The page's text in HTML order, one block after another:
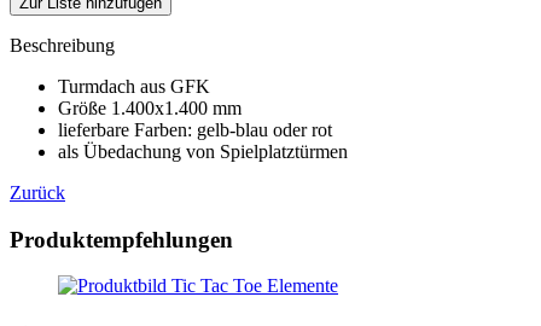
Beschreibung
Turmdach aus GFK
Größe 1.400x1.400 mm
lieferbare Farben: gelb-blau oder rot
als Übedachung von Spielplatztürmen
Zurück
Produktempfehlungen